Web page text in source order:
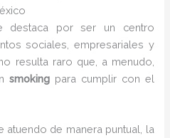
destaca por ser un centro
sociales, empresariales y
resulta raro que, a menudo,
smokingpara cumplir con el
atuendo de manera puntual, la